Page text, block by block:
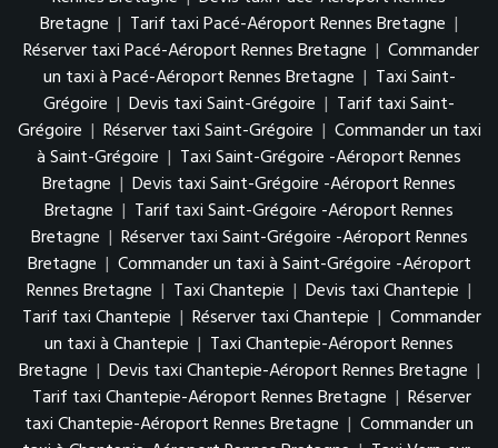
Bretagne | Tarif taxi Pacé-Aéroport Rennes Bretagne |
Réserver taxi Pacé-Aéroport Rennes Bretagne | Commander
un taxi à Pacé-Aéroport Rennes Bretagne | Taxi Saint-
Grégoire | Devis taxi Saint-Grégoire | Tarif taxi Saint-
Grégoire | Réserver taxi Saint-Grégoire | Commander un taxi
à Saint-Grégoire | Taxi Saint-Grégoire -Aéroport Rennes
Bretagne | Devis taxi Saint-Grégoire -Aéroport Rennes
Bretagne | Tarif taxi Saint-Grégoire -Aéroport Rennes
Bretagne | Réserver taxi Saint-Grégoire -Aéroport Rennes
Bretagne | Commander un taxi à Saint-Grégoire -Aéroport
Rennes Bretagne | Taxi Chantepie | Devis taxi Chantepie |
Tarif taxi Chantepie | Réserver taxi Chantepie | Commander
un taxi à Chantepie | Taxi Chantepie-Aéroport Rennes
Bretagne | Devis taxi Chantepie-Aéroport Rennes Bretagne |
Tarif taxi Chantepie-Aéroport Rennes Bretagne | Réserver
taxi Chantepie-Aéroport Rennes Bretagne | Commander un